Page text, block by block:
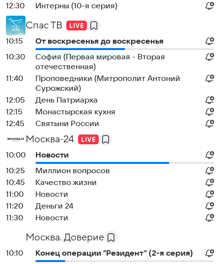
12:30
Интерны (10-я серия)
Спас ТВ
10:15
От воскресенья до воскресенья
10:30
София (Первая мировая - Вторая
отечественная)
11:40
Проповедники (Митрополит Антоний
Сурожский)
12:05
День Патриарха
12:15
Монастырская кухня
12:45
Святыни России
Москва-24
10:00
Новости
10:25
Миллион вопросов
10:45
Качество жизни
11:00
Новости
11:20
Деньги 24
11:30
Новости
Москва. Доверие
10:10
Конец операции "Резидент" (2-я серия)